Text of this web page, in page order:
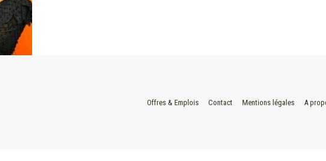
Offres & Emplois Contact Mentions légales A